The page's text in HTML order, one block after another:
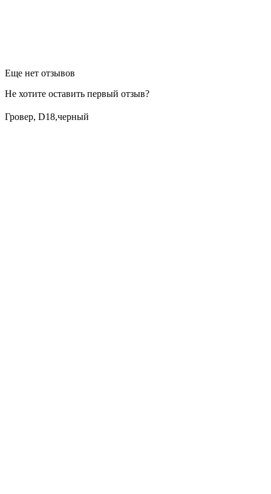
Еще нет отзывов
Не хотите оставить первый отзыв?
Гровер, D18,черный